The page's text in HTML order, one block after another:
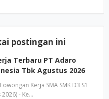
postingan ini
Terbaru PT Adaro
Tbk Agustus 2026
Kerja SMA SMK D3 S1
- Ke…